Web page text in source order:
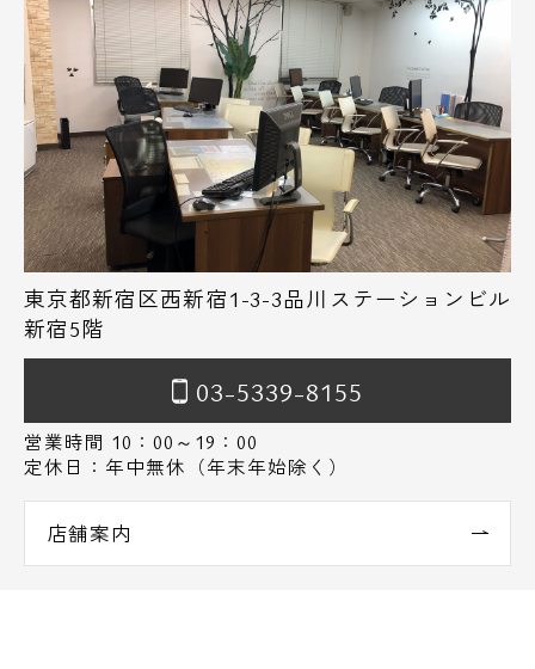
東京都新宿区西新宿1-3-3品川ステーションビル
新宿5階
03-5339-8155
営業時間 10：00～19：00
定休日：年中無休（年末年始除く）
店舗案内